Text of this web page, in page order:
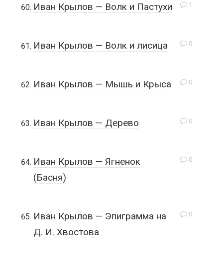
1
Иван Крылов — Волк и Пастухи
0
Иван Крылов — Волк и лисица
0
Иван Крылов — Мышь и Крыса
0
Иван Крылов — Дерево
0
Иван Крылов — Ягненок
(Басня)
0
Иван Крылов — Эпиграмма на
Д. И. Хвостова